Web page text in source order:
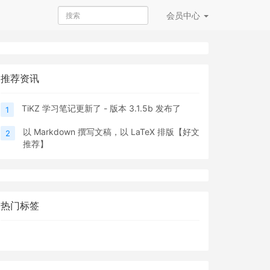
会员中心
推荐资讯
1 TiKZ 学习笔记更新了 - 版本 3.1.5b 发布了
2
以 Markdown 撰写文稿，以 LaTeX 排版【好文
推荐】
热门标签